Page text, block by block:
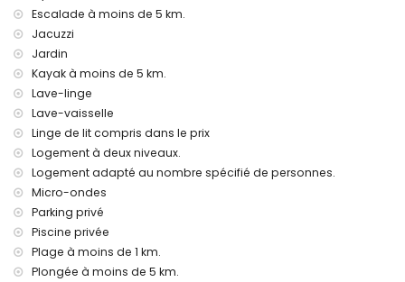
Fer et table à repasser
Linge de lit et serviettes
Service de réception et service d'urgence 24 heures sur 24
Service de ménage deux fois par semaine
Console de jeux (PlayStation 3) et tennis de table
Chauffage central et climatisation
Jacuzzi extérieur
Installations et services avec supplément
Service de navette aéroport
Lit supplémentaire (sur demande)
Divertissements et activités de loisirs pour vos vacances à
Moraira, Costa Blanca
Théâtre, discothèque, bar et promenade (El Portet) (à moins
de 5 kilomètres de la maison)
Escalade à moins de 5 km.
Jacuzzi
Jardin
Kayak à moins de 5 km.
Lave-linge
Lave-vaisselle
Linge de lit compris dans le prix
Logement à deux niveaux.
Logement adapté au nombre spécifié de personnes.
Micro-ondes
Parking privé
Piscine privée
Plage à moins de 1 km.
Plongée à moins de 5 km.